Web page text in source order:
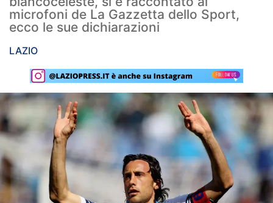
Lazio Women
Rassegna Lazio
Calcio
Serie A
Champions League
Europa League
Altri Sport
microfoni de La Gazzetta dello Sport,
ecco le sue dichiarazioni
LAZIO